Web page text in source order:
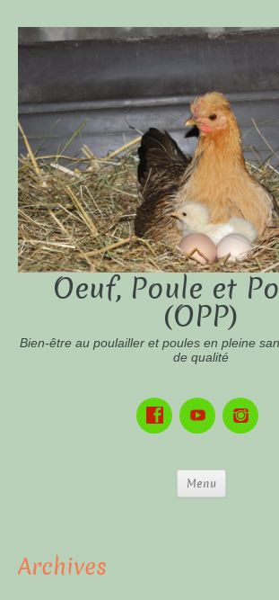
Oeuf, Poule et
(OPP)
Bien-être au poulailler et poules en pleine
de qualité
Menu
Archives